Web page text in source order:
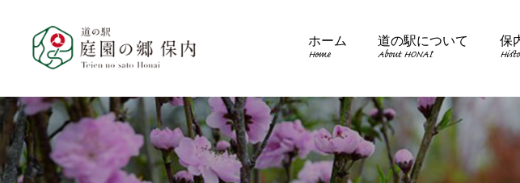
ホーム
Home
道の駅について
About HONAI
保